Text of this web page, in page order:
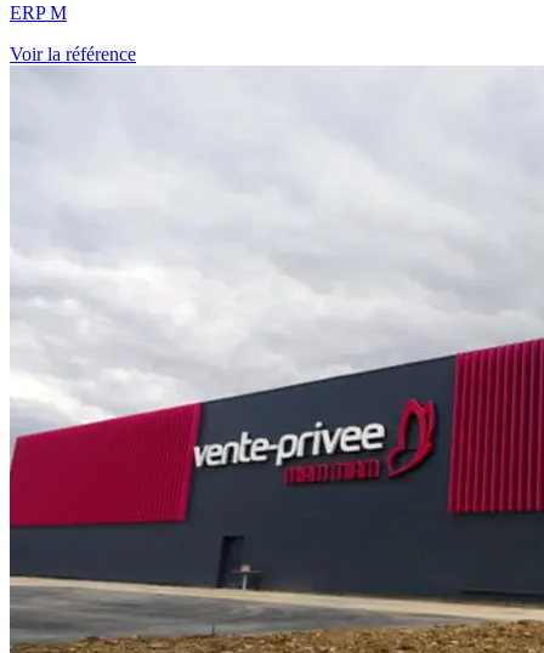
ERP M
Voir la référence